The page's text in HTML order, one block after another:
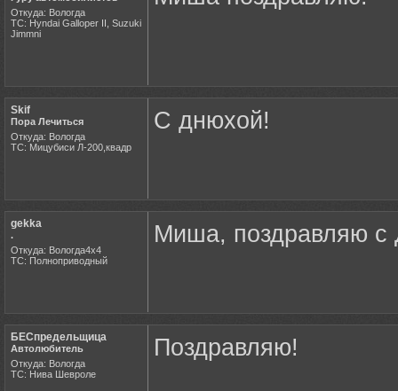
Откуда: Вологда
ТС: Hyndai Galloper II, Suzuki
Jimmni
Skif
Пора Лечиться
Откуда: Вологда
ТС: Мицубиси Л-200,квадр
С днюхой!
gekka
.
Откуда: Вологда4х4
ТС: Полноприводный
Миша, поздравляю
БЕСпредельщица
Автолюбитель
Откуда: Вологда
ТС: Нива Шевроле
Поздравляю!